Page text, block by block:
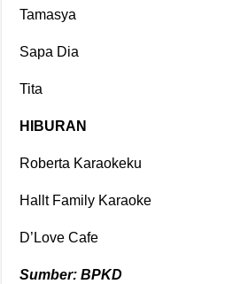
Tamasya
Sapa Dia
Tita
HIBURAN
Roberta Karaokeku
Hallt Family Karaoke
D’Love Cafe
Sumber: BPKD